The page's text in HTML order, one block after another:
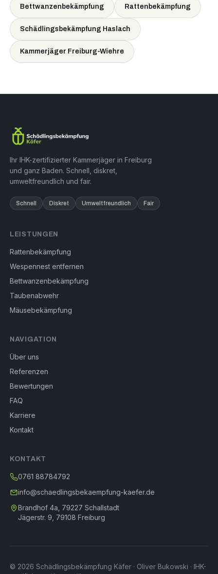
Bettwanzenbekämpfung Rattenbekämpfung
Schädlingsbekämpfung Haslach
Kammerjäger Freiburg-Wiehre
Ihr IHK-zertifizierter Kammerjäger in Freiburg
und ganz Baden. Schnell, diskret,
umweltfreundlich und fair.
Schnell Diskret Umweltfreundlich Fair
LEISTUNGEN
Rattenbekämpfung
Wespennest entfernen
Bettwanzenbekämpfung
Taubenabwehr
Mäusebekämpfung
NAVIGATION
Über uns
Referenzen
Bewertungen
FAQ
Karriere
Kontakt
KONTAKT
0761 88784792
info@schaedlingsbekaempfung-kaefer.de
Brandhof 4a, 79227 Schallstadt
Jägerstr. 9, 79108 Freiburg
© 2026 Schädlingsbekämpfung Käfer · Oliver Bukowski · IHK-